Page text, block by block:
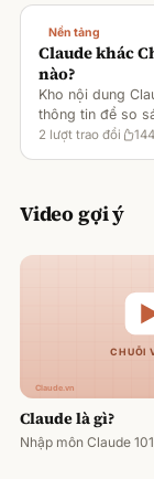
Nền tảng
Claude khác
nào?
Kho nội dung
thông tin để so
ChatGPT. Hiện
2 lượt trao đổi 144
Video gợi ý
Claude là gì?
Nhập môn Claude 101